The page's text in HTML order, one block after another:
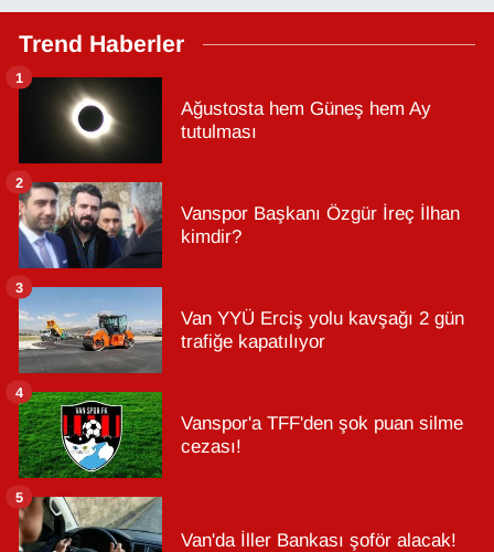
Trend Haberler
Ağustosta hem Güneş hem Ay
tutulması
1
Vanspor Başkanı Özgür İreç İlhan
kimdir?
2
Van YYÜ Erciş yolu kavşağı 2 gün
trafiğe kapatılıyor
3
Vanspor'a TFF'den şok puan silme
cezası!
4
Van'da İller Bankası şoför alacak!
5